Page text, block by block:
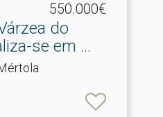
550.000€
do
se em .​..